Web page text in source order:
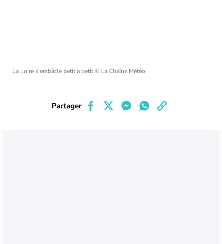
La Loire s'embâcle petit à petit© La Chaîne Météo
Partager